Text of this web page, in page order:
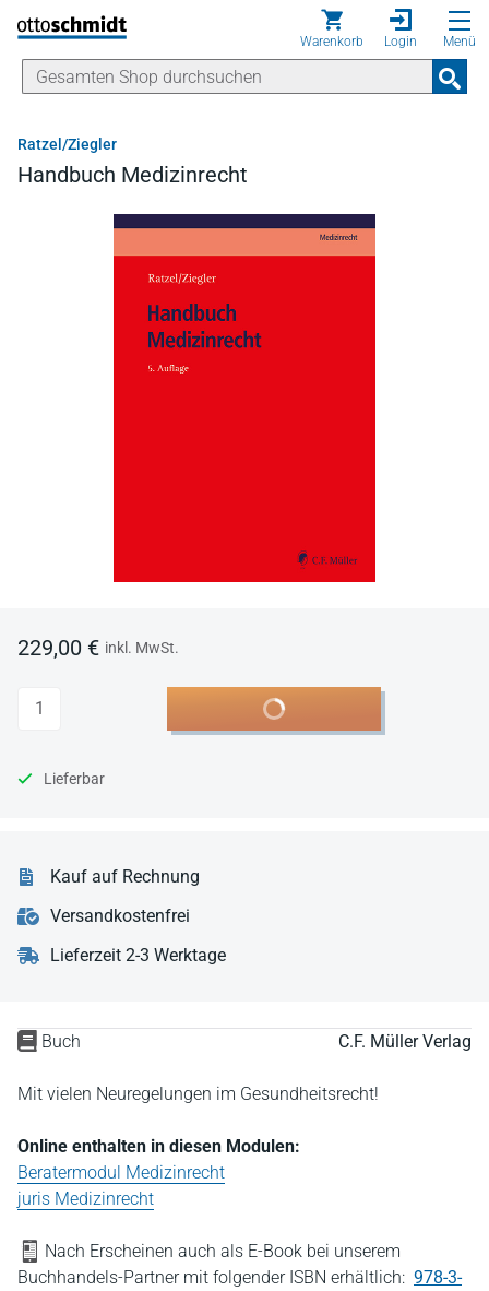
Direkt zum Inhalt
Warenkorb Login Menü
Ratzel/Ziegler
Handbuch Medizinrecht
Buch C.F. Müller Verlag
Mit vielen Neuregelungen im Gesundheitsrecht!
Online enthalten in diesen Modulen:
Beratermodul Medizinrecht
juris Medizinrecht
Nach Erscheinen auch als E-Book bei unserem
Buchhandels-Partner mit folgender ISBN erhältlich: 978-3-
229,00 € inkl. MwSt.
Anzahl In den Warenkorb
Lieferbar
Kauf auf Rechnung
Versandkostenfrei
Lieferzeit 2-3 Werktage